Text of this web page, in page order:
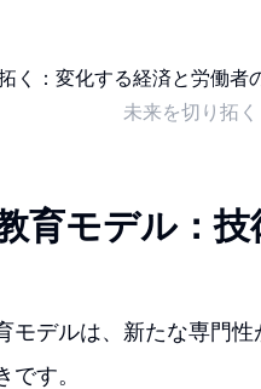
未来を切り拓
育モデル：
モデルは、新たな専門
です。